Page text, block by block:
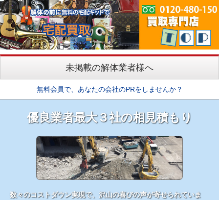
未掲載の解体業者様へ
無料会員で、あなたの会社のPRをしませんか？
優良業者最大３社の相見積もり
数々のコストダウン実現で、沢山の喜びの声が寄せられていま